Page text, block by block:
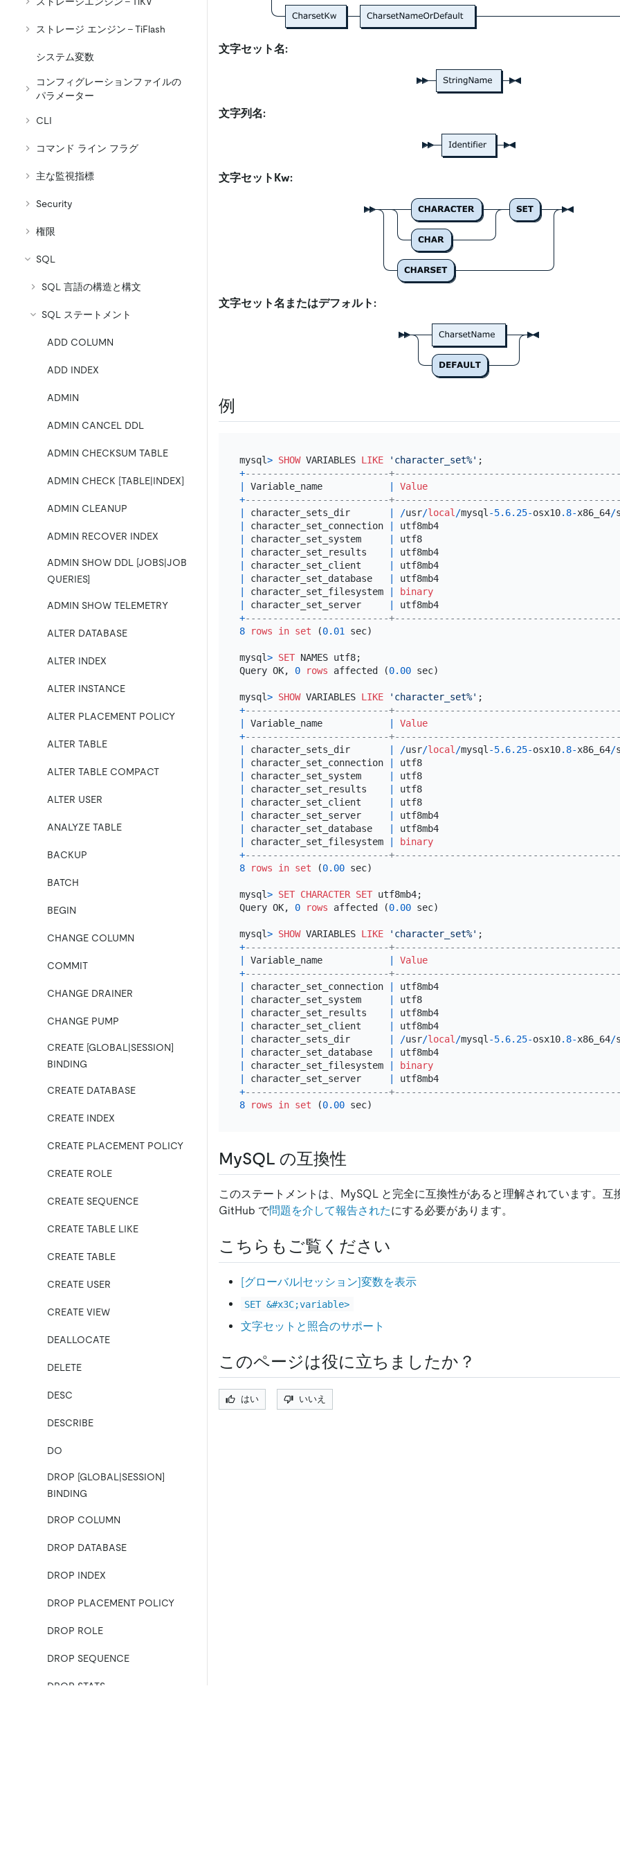
ストレージ エンジン - TiFlash
システム変数
コンフィグレーションファイルの
パラメーター
CLI
コマンド ライン フラグ
主な監視指標
Security
権限
SQL
SQL 言語の構造と構文
SQL ステートメント
ADD COLUMN
ADD INDEX
ADMIN
ADMIN CANCEL DDL
ADMIN CHECKSUM TABLE
ADMIN CHECK [TABLE|INDEX]
ADMIN CLEANUP
ADMIN RECOVER INDEX
ADMIN SHOW DDL [JOBS|JOB
QUERIES]
ADMIN SHOW TELEMETRY
ALTER DATABASE
ALTER INDEX
ALTER INSTANCE
ALTER PLACEMENT POLICY
ALTER TABLE
ALTER TABLE COMPACT
ALTER USER
ANALYZE TABLE
BACKUP
BATCH
BEGIN
CHANGE COLUMN
COMMIT
CHANGE DRAINER
CHANGE PUMP
CREATE [GLOBAL|SESSION]
BINDING
CREATE DATABASE
CREATE INDEX
CREATE PLACEMENT POLICY
CREATE ROLE
CREATE SEQUENCE
CREATE TABLE LIKE
CREATE TABLE
CREATE USER
CREATE VIEW
DEALLOCATE
DELETE
DESC
DESCRIBE
DO
DROP [GLOBAL|SESSION]
BINDING
DROP COLUMN
DROP DATABASE
DROP INDEX
DROP PLACEMENT POLICY
DROP ROLE
DROP SEQUENCE
DROP STATS
文字セット名:
文字列名:
文字セットKw:
文字セット名またはデフォルト:
例
mysql> SHOW VARIABLES LIKE 'character_set%'
+--------------------------
|
Variable_name | Value
+--------------------------
|
character_sets_dir | /usr/local /mysql -5.6.25-osx10.8-x86_64/
|
character_set_connection |
|
character_set_system |
|
character_set_results |
|
character_set_client |
|
character_set_database |
|
character_set_filesystem | binary
|
character_set_server |
+--------------------------
8
rows in set (0.01 sec)
mysql> SET NAMES utf8;
Query OK, 0 rows affected (0.00 sec)
mysql> SHOW VARIABLES LIKE 'character_set%'
+--------------------------
|
Variable_name | Value
+--------------------------
|
character_sets_dir | /usr/local /mysql -5.6.25-osx10.8-x86_64/
|
character_set_connection |
|
character_set_system |
|
character_set_results |
|
character_set_client |
|
character_set_server |
|
character_set_database |
|
character_set_filesystem | binary
+--------------------------
8
rows in set (0.00 sec)
mysql> SET CHARACTER SET utf8mb4;
Query OK, 0 rows affected (0.00 sec)
mysql> SHOW VARIABLES LIKE 'character_set%'
+--------------------------
|
Variable_name | Value
+--------------------------
|
character_set_connection |
|
character_set_system |
|
character_set_results |
|
character_set_client |
|
character_sets_dir | /usr/local /mysql -5.6.25-osx10.8-x86_64/
|
character_set_database |
|
character_set_filesystem | binary
|
character_set_server |
+--------------------------
8
rows in set (0.00
MySQL の互換性
このステートメントは、MySQL と完全に互換性があると理解されています。互
GitHub で問題を介して報告されたにする必要があります。
こちらもご覧ください
[グローバル|セッション]変数を表示
SET &#x3C;variable>
文字セットと照合のサポート
このページは役に立ちましたか？
はい いいえ